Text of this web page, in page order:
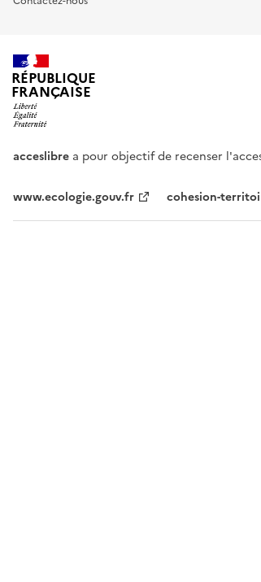
RÉPUBLIQUE
FRANÇAISE
acceslibre a pour objectif de recenser
www.ecologie.gouv.fr cohesion-